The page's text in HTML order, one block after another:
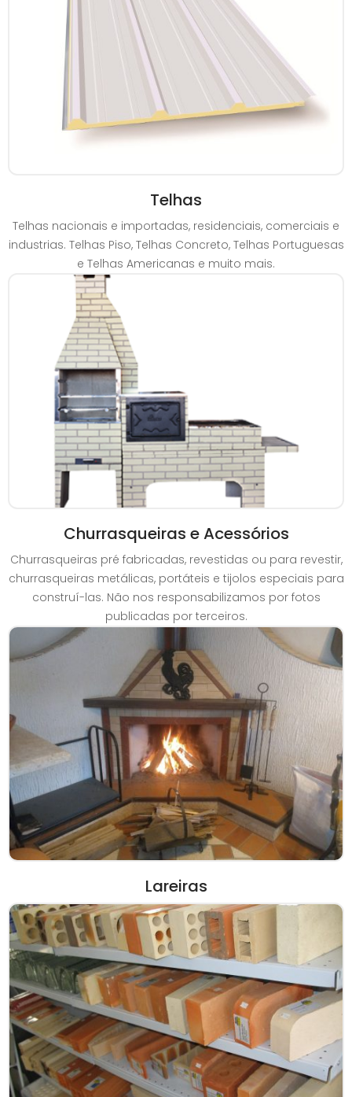
Telhas
Telhas nacionais e importadas, residenciais, comerciais e
industrias. Telhas Piso, Telhas Concreto, Telhas Portuguesas
e Telhas Americanas e muito mais.
Churrasqueiras e Acessórios
Churrasqueiras pré fabricadas, revestidas ou para revestir,
churrasqueiras metálicas, portáteis e tijolos especiais para
construí-las. Não nos responsabilizamos por fotos
publicadas por terceiros.
Lareiras